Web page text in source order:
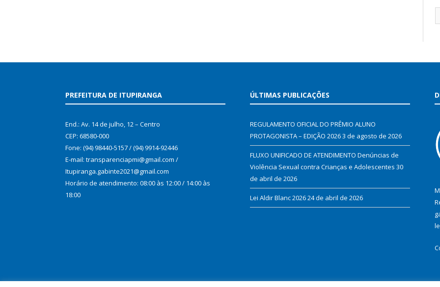
PREFEITURA DE ITUPIRANGA
End.: Av. 14 de julho, 12 – Centro
CEP: 68580-000
Fone: (94) 98440-5157 / (94) 9914-92446
E-mail: transparenciapmi@gmail.com /
Itupiranga.gabinte2021@gmail.com
Horário de atendimento: 08:00 às 12:00 / 14:00 às
18:00
ÚLTIMAS PUBLICAÇÕES
REGULAMENTO OFICIAL DO PRÊMIO ALUNO
PROTAGONISTA – EDIÇÃO 20263 de agosto de 2026
FLUXO UNIFICADO DE ATENDIMENTO Denúncias de
Violência Sexual contra Crianças e Adolescentes 30
de abril de 2026
Lei Aldir Blanc 202624 de abril de 2026